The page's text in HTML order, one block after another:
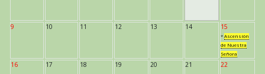
9 10 11 12 13 14 15
* Ascensión
de Nuestra
Señora
16 17 18 19 20 21 22